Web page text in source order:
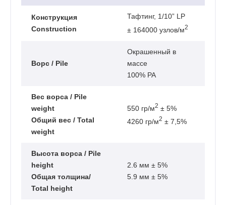
Конструкция
Construction
Тафтинг, 1/10” LP
± 164000 узлов/м2
Ворс / Pile
Окрашенный в
массе
100% РА
Вес ворса / Pile
weight
Общий вес / Total
weight
550 гр/м2 ± 5%
4260 гр/м2 ± 7,5%
Высота ворса / Pile
height
Общая толщина/
Total height
2.6 мм ± 5%
5.9 мм ± 5%